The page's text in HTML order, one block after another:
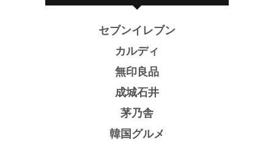
セブンイレブン
カルディ
無印良品
成城石井
茅乃舎
韓国グルメ